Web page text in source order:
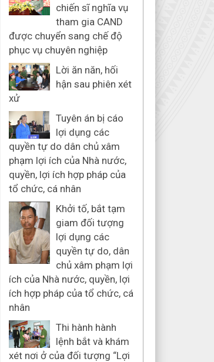
chiến sĩ nghĩa vụ
tham gia CAND
được chuyển sang chế độ
phục vụ chuyên nghiệp
Lời ăn năn, hối
hận sau phiên xét
xử
Tuyên án bị cáo
lợi dụng các
quyền tự do dân chủ xâm
phạm lợi ích của Nhà nước,
quyền, lợi ích hợp pháp của
tổ chức, cá nhân
Khởi tố, bắt tạm
giam đối tượng
lợi dụng các
quyền tự do, dân
chủ xâm phạm lợi
ích của Nhà nước, quyền, lợi
ích hợp pháp của tổ chức, cá
nhân
Thi hành hành
lệnh bắt và khám
xét nơi ở của đối tượng “Lợi